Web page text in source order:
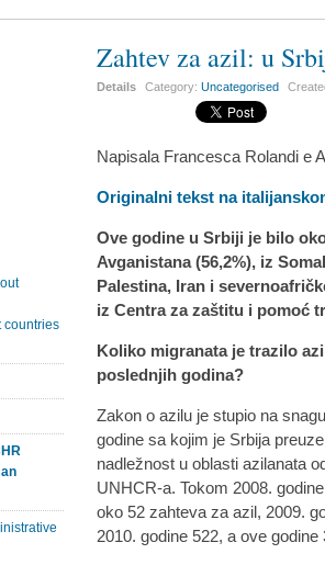
Zahtev za azil: u
Details Category:Uncategorised
Napisala Francesca Rolandi e
Originalni tekst na
Ove godine u Srbiji je bilo
Avganistana (56,2%), iz
Palestina, Iran i
iz Centra za zaštitu i pomoć
Koliko migranata je trazilo
poslednjih godina?
Zakon o azilu je stupio na
godine sa kojim je Srbija
nadležnost u oblasti azilanata
UNHCR-a. Tokom 2008.
oko 52 zahteva za azil, 2009.
2010. godine 522, a ove godine
countries